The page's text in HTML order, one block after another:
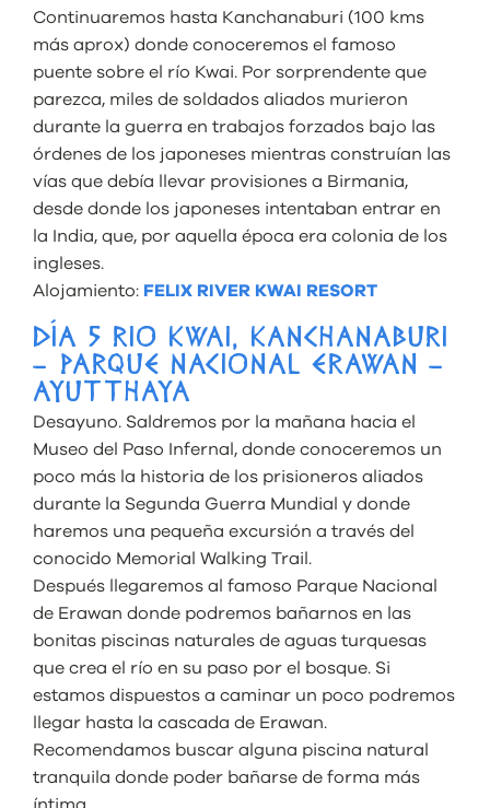
Continuaremos hasta Kanchanaburi (100 kms
más aprox) donde conoceremos el famoso
puente sobre el río Kwai. Por sorprendente que
parezca, miles de soldados aliados murieron
durante la guerra en trabajos forzados bajo las
órdenes de los japoneses mientras construían las
vías que debía llevar provisiones a Birmania,
desde donde los japoneses intentaban entrar en
la India, que, por aquella época era colonia de los
ingleses.
Alojamiento: FELIX RIVER KWAI RESORT
DÍA 5 RIO KWAI, KANCHANABURI
– PARQUE NACIONAL ERAWAN –
AYUTTHAYA
Desayuno. Saldremos por la mañana hacia el
Museo del Paso Infernal, donde conoceremos un
poco más la historia de los prisioneros aliados
durante la Segunda Guerra Mundial y donde
haremos una pequeña excursión a través del
conocido Memorial Walking Trail.
Después llegaremos al famoso Parque Nacional
de Erawan donde podremos bañarnos en las
bonitas piscinas naturales de aguas turquesas
que crea el río en su paso por el bosque. Si
estamos dispuestos a caminar un poco podremos
llegar hasta la cascada de Erawan.
Recomendamos buscar alguna piscina natural
tranquila donde poder bañarse de forma más